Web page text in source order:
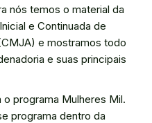
nós temos o material da
e Continuada de
e mostramos todo
e suas principais
programa Mulheres Mil.
programa dentro da